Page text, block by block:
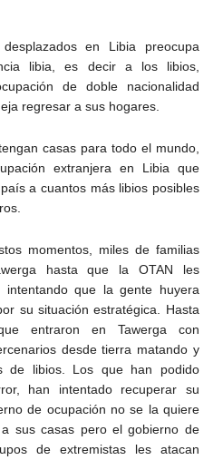
en Libia preocupa
libia, es decir a los libios,
de doble nacionalidad
regresar a sus hogares.
casas para todo el mundo,
extranjera en Libia que
a cuantos más libios posibles
momentos, miles de familias
hasta que la OTAN les
intentando que la gente huyera
su situación estratégica. Hasta
entraron en Tawerga con
desde tierra matando y
de libios. Los que han podido
han intentado recuperar su
de ocupación no se la quiere
sus casas pero el gobierno de
de extremistas les atacan